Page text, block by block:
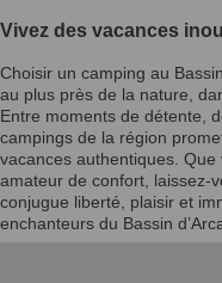
Vivez des vacances
Choisir un camping au
au plus près de la nature,
Entre moments de détente,
campings de la région
vacances authentiques.
amateur de confort, laissez-
conjugue liberté, plaisir et
enchanteurs du Bassin